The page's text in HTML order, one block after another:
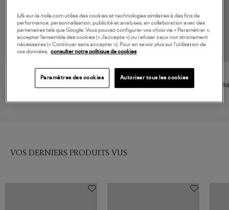
SAMSOE SAMSOE ESSENTIEL ANTWERP
VOS DERNIERS PRODUITS VUS
lulli-sur-la-toile.com utilise des cookies et technologies similaires à des fins de
performance, personnalisation, publicité et analyses, en collaboration avec des
partenaires tels que Google. Vous pouvez configurer vos choix via « Paramétrer »,
accepter l’ensemble des cookies (« J’accepte ») ou refuser ceux non strictement
nécessaires (« Continuer sans accepter »). Pour en savoir plus sur l’utilisation de
vos données, consulter notre politique de cookies
Paramètres des cookies Autoriser tous les cookies